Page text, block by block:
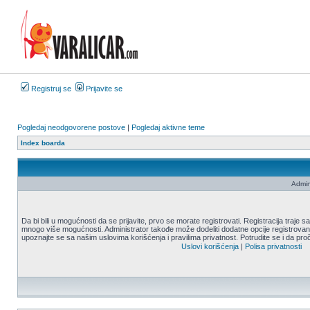
Registruj se Prijavite se
Pogledaj neodgovorene postove | Pogledaj aktivne teme
Index boarda
Da bi bili u mogućnosti da se prijavite, prvo se morate registrovati. Registracija traje
mnogo više mogućnosti. Administrator takođe može dodeliti dodatne opcije
upoznajte se sa našim uslovima korišćenja i pravilima privatnost. Potrudite se i da
Uslovi korišćenja| Polisa privatnosti